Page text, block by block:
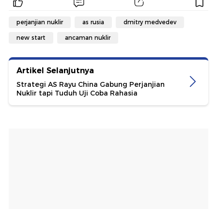
perjanjian nuklir as rusia dmitry medvedev
new start ancaman nuklir
Artikel Selanjutnya
Strategi AS Rayu China Gabung Perjanjian
Nuklir tapi Tuduh Uji Coba Rahasia